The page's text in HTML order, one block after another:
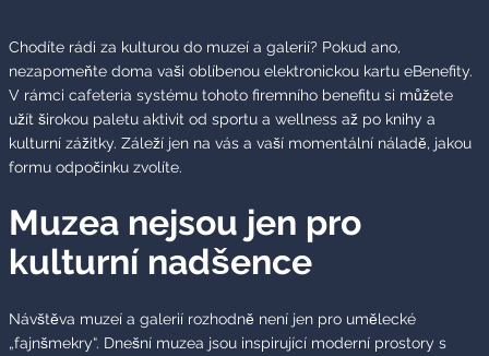
Chodíte rádi za kulturou do muzeí a galerií? Pokud ano,
nezapomeňte doma vaši oblíbenou elektronickou kartu eBenefity.
V rámci cafeteria systému tohoto firemního benefitu si můžete
užít širokou paletu aktivit od sportu a wellness až po knihy a
kulturní zážitky. Záleží jen na vás a vaší momentální náladě, jakou
formu odpočinku zvolíte.
Muzea nejsou jen pro
kulturní nadšence
Návštěva muzeí a galerií rozhodně není jen pro umělecké
„fajnšmekry“. Dnešní muzea jsou inspirující moderní prostory s